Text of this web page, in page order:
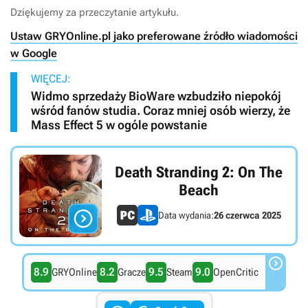
Dziękujemy za przeczytanie artykułu.
Ustaw GRYOnline.pl jako preferowane źródło wiadomości
w Google
WIĘCEJ:
Widmo sprzedaży BioWare wzbudziło niepokój
wśród fanów studia. Coraz mniej osób wierzy, że
Mass Effect 5 w ogóle powstanie

Death Stranding 2: On The
Beach
Data wydania:26 czerwca 2025
8.9 GRYOnline 8.2 Gracze 9.5 Steam 9.0 OpenCritic 